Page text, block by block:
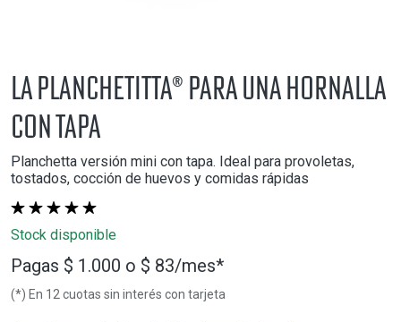
La Planchetitta® para una hornalla
con tapa
Planchetta versión mini con tapa. Ideal para provoletas,
tostados, cocción de huevos y comidas rápidas
Stock disponible
Pagas $ 1.000 o $ 83/mes*
(*) En 12 cuotas sin interés con tarjeta